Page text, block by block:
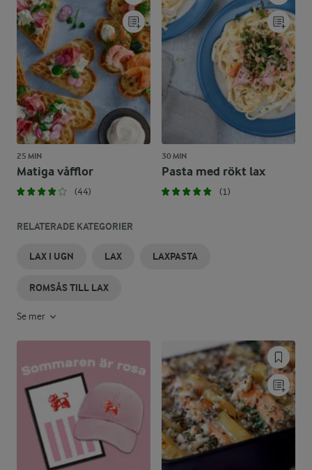
25 MIN
Matiga våfflor
(44)
30 MIN
Pasta med rökt lax
(1)
RELATERADE KATEGORIER
LAX I UGN LAX LAXPASTA
ROMSÅS TILL LAX
Se mer